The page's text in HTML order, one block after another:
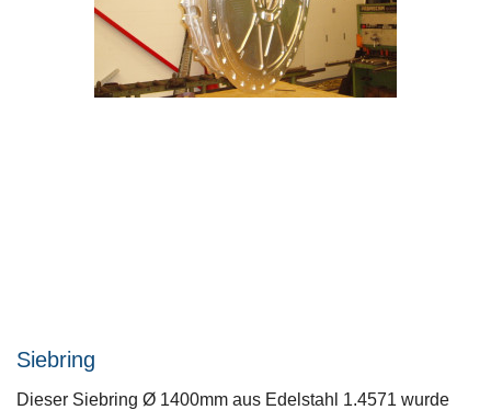
Siebring
Dieser Siebring Ø 1400mm aus Edelstahl 1.4571 wurde